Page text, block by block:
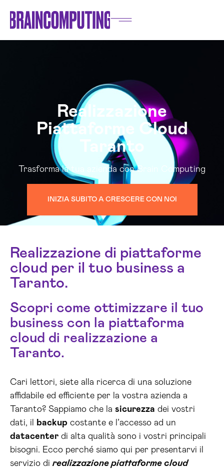
Realizzazione
Piattaforme Cloud
Taranto
Trasforma la tua azienda con Brain Computing
INIZIA SUBITO A CRESCERE CON NOI
Realizzazione di piattaforme
cloud per il tuo business a
Taranto.
Scopri come ottimizzare il tuo
business con la piattaforma
cloud di realizzazione a
Taranto.
Cari lettori, siete alla ricerca di una soluzione
affidabile ed efficiente per la vostra azienda a
Taranto? Sappiamo che la sicurezza dei vostri
dati, il
backup costante e l’accesso ad un
datacenter di alta qualità sono i vostri principali
bisogni. Ecco perché siamo qui per presentarvi il
servizio direalizzazione piattaforme cloud